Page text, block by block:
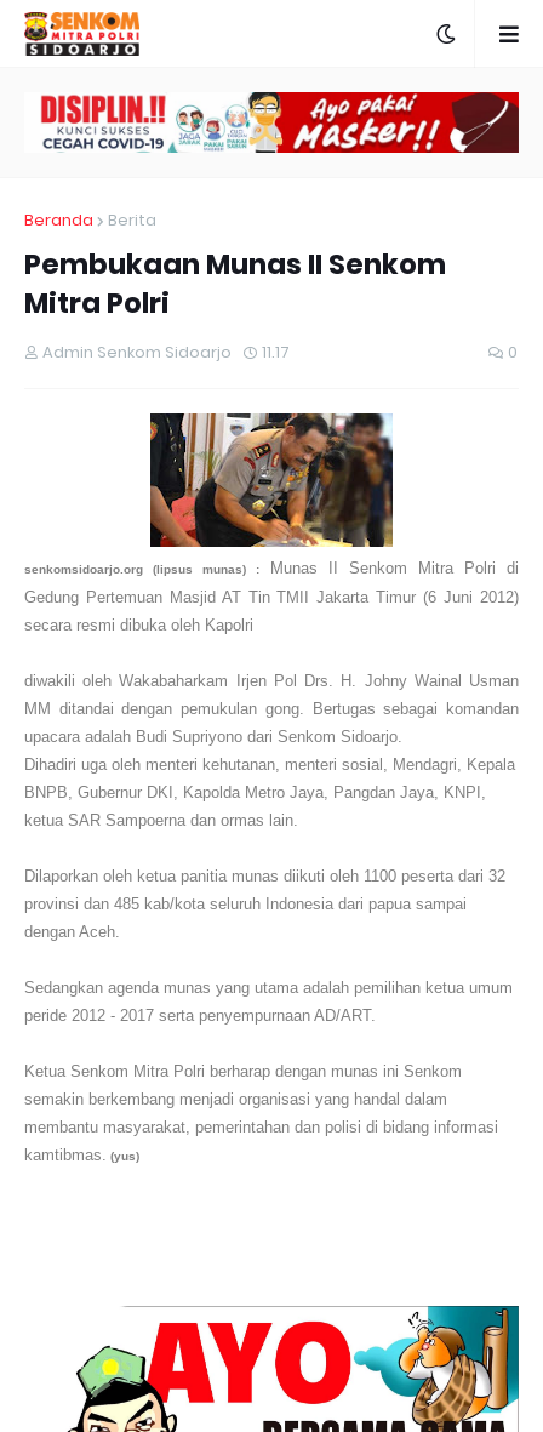
Beranda Berita
Pembukaan Munas II Senkom
Mitra Polri
Admin Senkom Sidoarjo 11.17 0
senkomsidoarjo.org (lipsus munas) :
Munas II Senkom Mitra Polri di
Gedung Pertemuan Masjid AT Tin TMII Jakarta Timur (6 Juni 2012)
secara resmi dibuka oleh Kapolri
diwakili oleh Wakabaharkam Irjen Pol Drs. H. Johny Wainal Usman
MM ditandai dengan pemukulan gong.
Bertugas sebagai komandan
upacara adalah Budi Supriyono dari Senkom Sidoarjo.
Dihadiri uga oleh menteri kehutanan, menteri sosial, Mendagri, Kepala
BNPB, Gubernur DKI, Kapolda Metro Jaya, Pangdan Jaya, KNPI,
ketua SAR Sampoerna dan ormas lain.
Dilaporkan oleh ketua panitia munas diikuti oleh 1100 peserta dari 32
provinsi dan 485 kab/kota seluruh Indonesia dari papua sampai
dengan Aceh.
Sedangkan agenda munas yang utama adalah pemilihan ketua umum
peride 2012 - 2017 serta penyempurnaan AD/ART.
Ketua Senkom Mitra Polri berharap dengan munas ini Senkom
semakin berkembang menjadi organisasi yang handal dalam
membantu masyarakat, pemerintahan dan polisi di bidang informasi
kamtibmas. (yus)